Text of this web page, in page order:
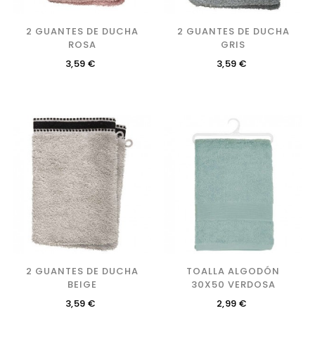
2 GUANTES DE DUCHA
ROSA
Precio
3,59 €
2 GUANTES DE DUCHA
GRIS
Precio
3,59 €
2 GUANTES DE DUCHA
BEIGE
Precio
3,59 €
TOALLA ALGODÓN
30X50 VERDOSA
Precio
2,99 €